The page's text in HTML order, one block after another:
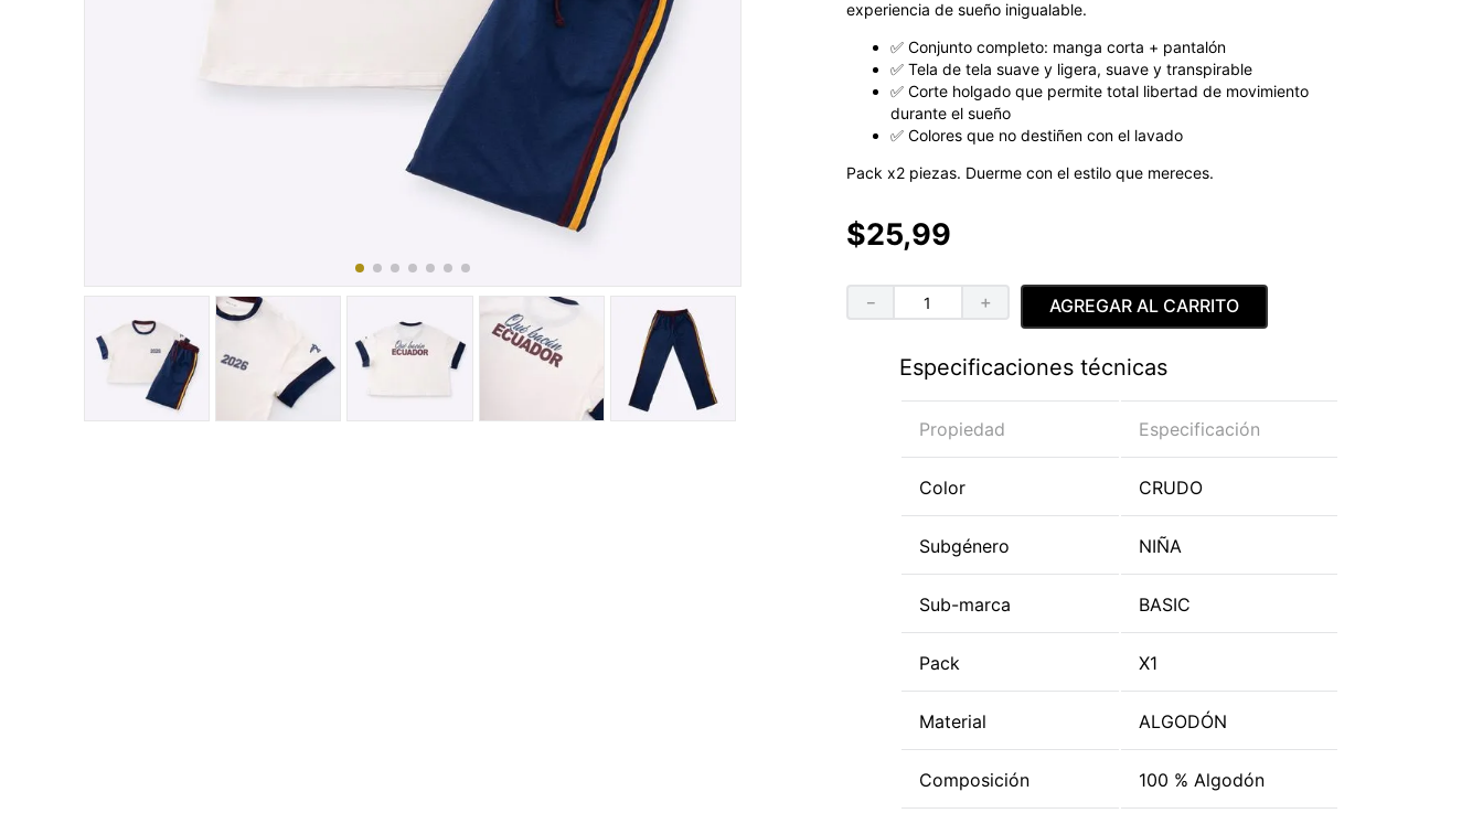
experiencia de sueño inigualable.
✅ Conjunto completo: manga corta + pantalón
✅ Tela de tela suave y ligera, suave y transpirable
✅ Corte holgado que permite total libertad de movimiento
durante el sueño
✅ Colores que no destiñen con el lavado
Pack x2 piezas. Duerme con el estilo que mereces.
$25,99
＋
－ AGREGAR AL CARRITO
Especificaciones técnicas
Propiedad Especificación
Color CRUDO
Subgénero NIÑA
Sub-marca BASIC
Pack X1
Material ALGODÓN
Composición 100 % Algodón